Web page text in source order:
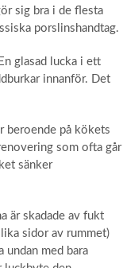
sig bra i de flesta
porslinshandtag.
glasad lucka i ett
innanför. Det
beroende på kökets
som ofta går
sänker
är skadade av fukt
sidor av rummet)
med bara